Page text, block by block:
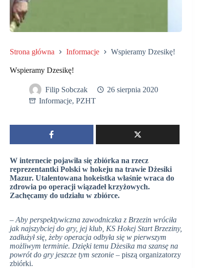
Strona główna Informacje Wspieramy Dzesikę!
Wspieramy Dzesikę!
Filip Sobczak
26 sierpnia 2020
Informacje, PZHT
W internecie pojawiła się zbiórka na rzecz
reprezentantki Polski w hokeju na trawie Dżesiki
Mazur. Utalentowana hokeistka właśnie wraca do
zdrowia po operacji wiązadeł krzyżowych.
Zachęcamy do udziału w zbiórce.
– Aby perspektywiczna zawodniczka z Brzezin wróciła
jak najszybciej do gry, jej klub, KS Hokej Start Brzeziny,
zadłużył się, żeby operacja odbyła się w pierwszym
możliwym terminie. Dzięki temu Dżesika ma szansę na
powrót do gry jeszcze tym sezonie – piszą organizatorzy
zbiórki.